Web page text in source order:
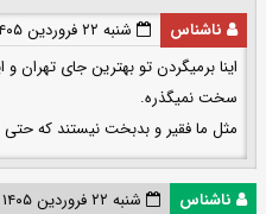
ناشناس
شنبه ۲۲ فروردین ۱۴۰۵ ۱۹:۰۶:۳۰
اینا برمیگردن تو بهترین جای تهران
سخت نمیگذره.
مثل ما فقیر و بدبخت نیستند که حتی
ناشناس
شنبه ۲۲ فروردین ۱۴۰۵ ۱۸:۰۲:۱۵